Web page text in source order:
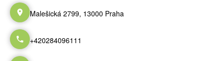
Malešická 2799, 13000 Praha
+420284096111